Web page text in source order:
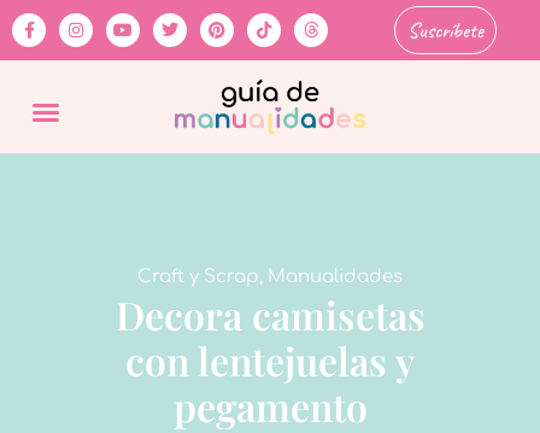
Suscríbete
Craft y Scrap, Manualidades
Decora camisetas
con lentejuelas y
pegamento